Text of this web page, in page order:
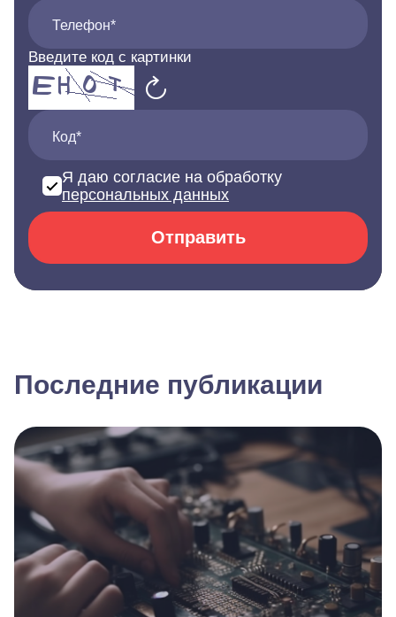
Телефон*
Введите код с картинки
Код*
Я даю согласие на обработку
персональных данных
Отправить
Последние публикации